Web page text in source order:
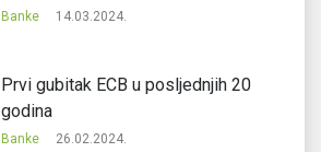
Banke 14.03.2024.
Prvi gubitak ECB u posljednjih 20
godina
Banke 26.02.2024.